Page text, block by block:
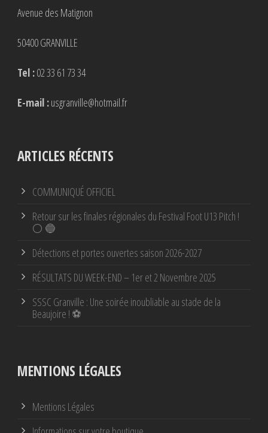
Avenue des Matignon
50400 GRANVILLE
Tel :02 33 61 73 34
E-mail :usgranville@hotmail.fr
ARTICLES RÉCENTS
COMMUNIQUÉ OFFICIEL
Retour sur les finales régionales du Festival Foot U13 Pitch !
⚪ 🔵
Détections et portes ouvertes saison 2026-2027
RÉSULTATS DU WEEK-END – 1er et 2 Novembre 2025
SSSC Granville : Une soirée inoubliable au stade de la
Beaujoire ! ⚽
MENTIONS LÉGALES
Mentions Légales